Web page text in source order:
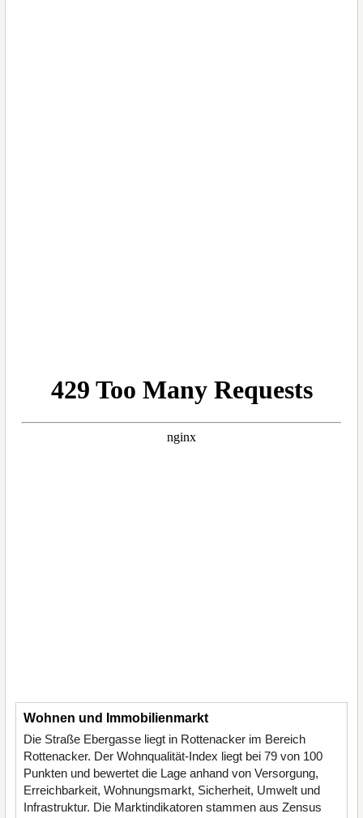
Wohnen und Immobilienmarkt
Die Straße Ebergasse liegt in Rottenacker im Bereich
Rottenacker. Der Wohnqualität-Index liegt bei 79 von 100
Punkten und bewertet die Lage anhand von Versorgung,
Erreichbarkeit, Wohnungsmarkt, Sicherheit, Umwelt und
Infrastruktur. Die Marktindikatoren stammen aus Zensus